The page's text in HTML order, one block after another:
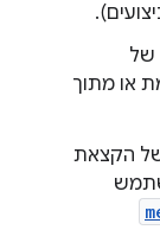
של
או מתוך
הקצאת